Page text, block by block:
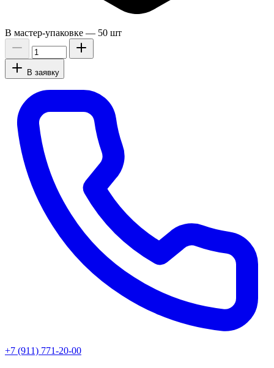
В мастер-упаковке — 50 шт
В заявку
+7 (911) 771-20-00